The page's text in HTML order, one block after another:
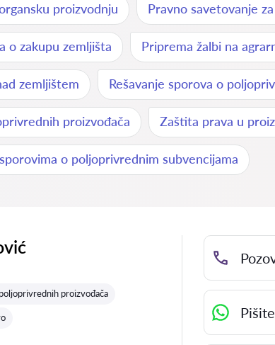
proizvodnju Pravno savetovanje
o zakupu zemljišta Priprema žalbi na
zemljištem Rešavanje sporova o
proizvođača Zaštita prava u
o poljoprivrednim subvencijama
proizvođača
Pišite